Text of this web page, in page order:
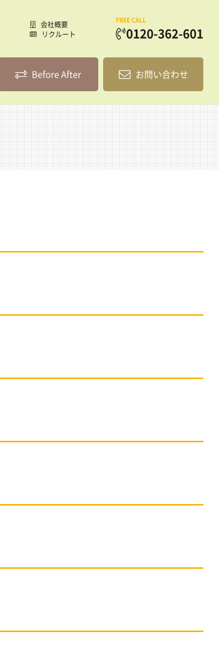
会社概要
リクルート
FREE CALL
0120-362-601
Before After お問い合わせ